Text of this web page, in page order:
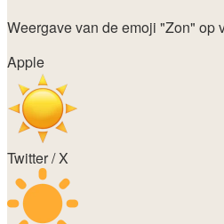
Weergave van de emoji "Zon" op
Apple
Twitter / X